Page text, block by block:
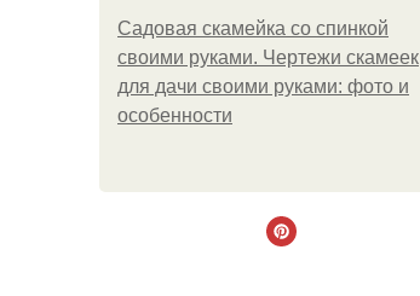
Садовая скамейка со спинкой
своими руками. Чертежи скамеек
для дачи своими руками: фото и
особенности